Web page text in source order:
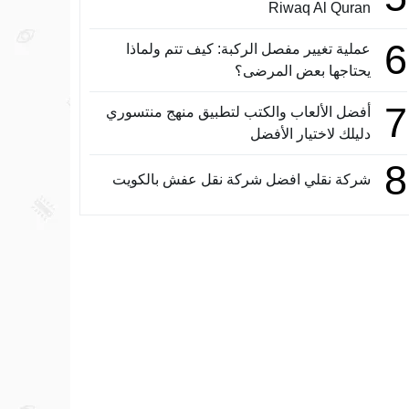
Riwaq Al Quran
6
عملية تغيير مفصل الركبة: كيف تتم ولماذا
يحتاجها بعض المرضى؟
7
أفضل الألعاب والكتب لتطبيق منهج منتسوري
دليلك لاختيار الأفضل
8 شركة نقلي افضل شركة نقل عفش بالكويت